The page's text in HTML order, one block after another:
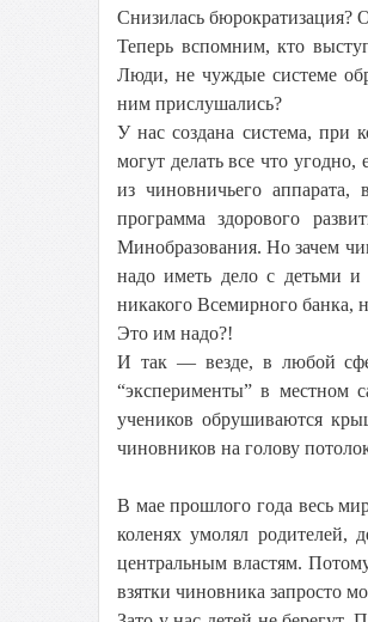
Снизилась бюрократизация?
Теперь вспомним, кто
Люди, не чуждые системе
ним прислушались?
У нас создана система, при
могут делать все что
из чиновничьего
программа здорового
Минобразования. Но зачем
надо иметь дело с детьми и
никакого Всемирного банка,
Это им надо?!
И так — везде, в любой
“эксперименты” в местном
учеников обрушиваются
чиновников на голову
В мае прошлого года весь
коленях умолял родителей,
центральным властям.
взятки чиновника запросто